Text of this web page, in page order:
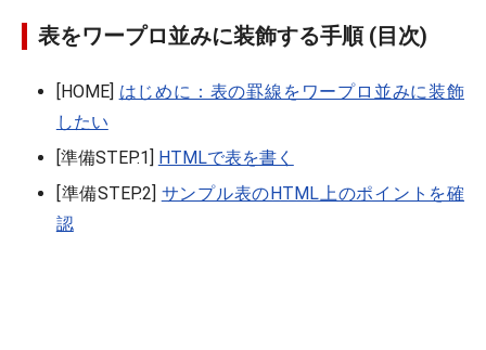
表をワープロ並みに装飾する手順 (目次)
[HOME] はじめに：表の罫線をワープロ並みに装飾
したい
[準備STEP.1] HTMLで表を書く
[準備STEP.2] サンプル表のHTML上のポイントを確
認